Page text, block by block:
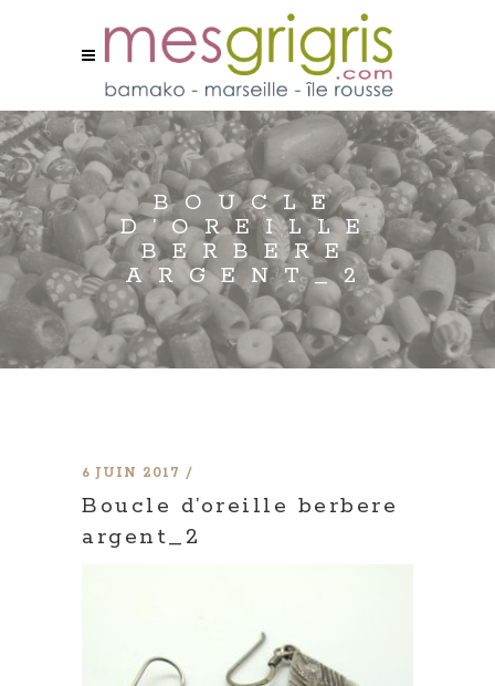
BOUCLE
D’OREILLE
BERBERE
ARGENT_2
6 JUIN 2017
Boucle d’oreille berbere
argent_2